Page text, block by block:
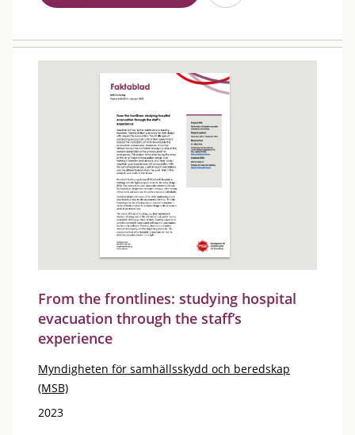
From the frontlines: studying hospital
evacuation through the staff’s
experience
Myndigheten för samhällsskydd och beredskap
(MSB)
2023